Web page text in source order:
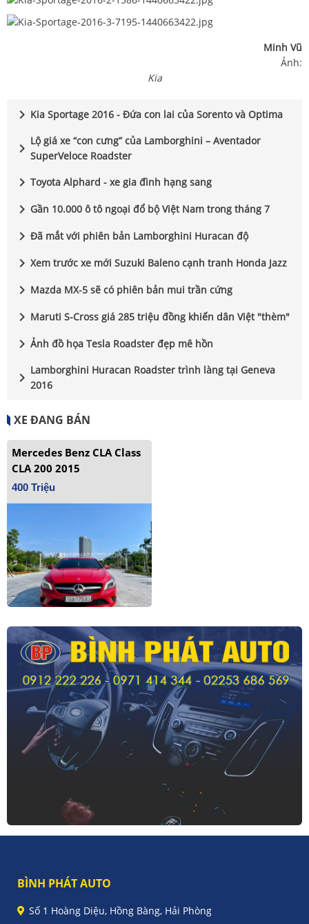
Minh Vũ
Ảnh:
Kia
chevron_right Kia Sportage 2016 - Đứa con lai của Sorento và Optima
chevron_right Lộ giá xe “con cưng” của Lamborghini – Aventador
SuperVeloce Roadster
chevron_right Toyota Alphard - xe gia đình hạng sang
chevron_right Gần 10.000 ô tô ngoại đổ bộ Việt Nam trong tháng 7
chevron_right Đã mắt với phiên bản Lamborghini Huracan độ
chevron_right Xem trước xe mới Suzuki Baleno cạnh tranh Honda Jazz
chevron_right Mazda MX-5 sẽ có phiên bản mui trần cứng
chevron_right Maruti S-Cross giá 285 triệu đồng khiến dân Việt "thèm"
chevron_right Ảnh đồ họa Tesla Roadster đẹp mê hồn
chevron_right Lamborghini Huracan Roadster trình làng tại Geneva
2016
XE ĐANG BÁN
Mercedes Benz CLA Class
CLA 200 2015
400 Triệu
BÌNH PHÁT AUTO
Số 1 Hoàng Diệu, Hồng Bàng, Hải Phòng